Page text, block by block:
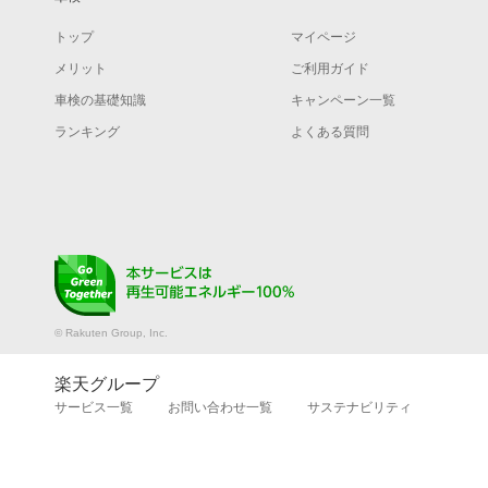
トップ マイページ
メリット ご利用ガイド
車検の基礎知識 キャンペーン一覧
ランキング よくある質問
© Rakuten Group, Inc.
楽天グループ
サービス一覧 お問い合わせ一覧 サステナビリティ